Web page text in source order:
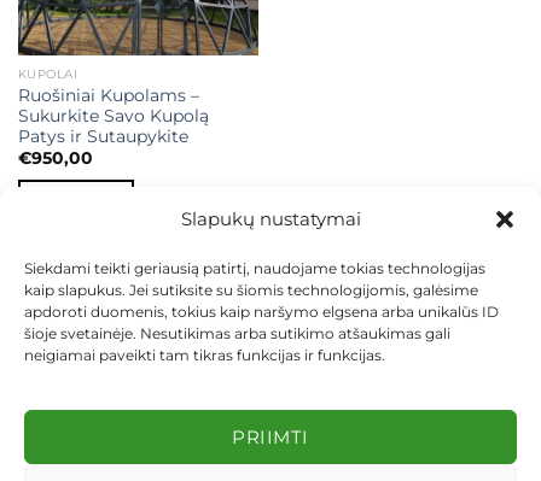
Slapukų nustatymai
Siekdami teikti geriausią patirtį, naudojame tokias technologijas
kaip slapukus. Jei sutiksite su šiomis technologijomis, galėsime
apdoroti duomenis, tokius kaip naršymo elgsena arba unikalūs ID
šioje svetainėje. Nesutikimas arba sutikimo atšaukimas gali
neigiamai paveikti tam tikras funkcijas ir funkcijas.
PRIIMTI
KUPOLAI
Ruošiniai Kupolams –
Sukurkite Savo Kupolą
Patys ir Sutaupykite
€950,00
KEITIMAS IR GRĄŽINIMAS
PRIVATUMO POLITIKA
Visos teisės saugomos 2026 ©dekosodas.lt